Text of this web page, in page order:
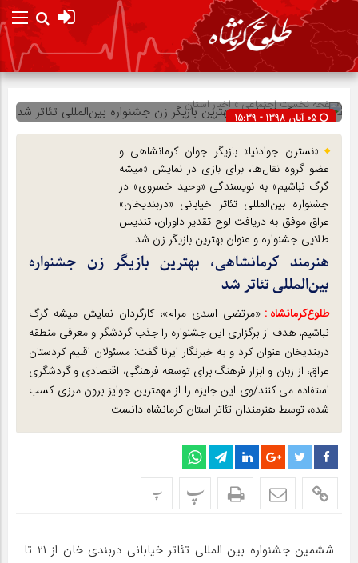
صفحه نخستاجتماعی»اخبار استان
05 آبان 1398 - 15:39
شناسه : 130306
«نسترن جوادنیا» بازیگر جوان کرمانشاهی و
عضو گروه نقال‌ها، برای بازی در نمایش «میشه
گرگ نباشیم» به نویسندگی «وحید خسروی» در
جشنواره بین‌المللی تئاتر خیابانی «دربندیخان»
عراق موفق به دریافت لوح تقدیر داوران، تندیس
طلایی جشنواره و عنوان بهترین بازیگر زن شد.
هنرمند کرمانشاهی، بهترین بازیگر زن جشنواره
بین‌المللی تئاتر شد
طلوع‌‌کرمانشاه : «مرتضی اسدی مرام»، کارگردان نمایش میشه گرگ
نباشیم، هدف از برگزاری این جشنواره را جذب گردشگر و معرفی منطقه
دربندیخان عنوان کرد و به خبرنگار ایرنا گفت: مسئولان اقلیم کردستان
عراق، از زبان و ابزار فرهنگ برای توسعه فرهنگی، اقتصادی و گردشگری
استفاده می کنند/وی این جایزه را از مهمترین جوایز برون مرزی کسب
شده، توسط هنرمندان تئاتر استان کرمانشاه دانست.
پ پ
ششمین جشنواره بین المللی تئاتر خیابانی دربندی خان از ۲۱ تا